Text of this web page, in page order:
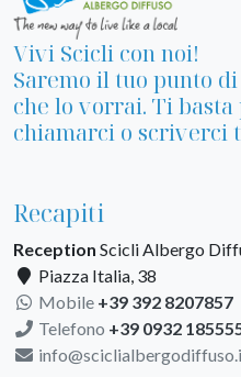
Vivi Scicli con noi!
Saremo il tuo punto
che lo vorrai. Ti
chiamarci o scriverci
Recapiti
Reception Scicli Albergo
Piazza Italia, 38
Mobile +39 392 8207857
Telefono +39 0932